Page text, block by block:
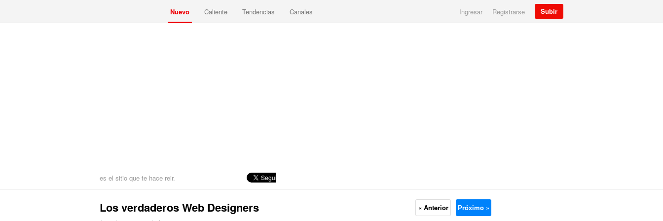
Nuevo Caliente Tendencias Canales Ingresar Registrarse Subir
es el sitio que te hace reir.
Los verdaderos Web Designers « Anterior Próximo »